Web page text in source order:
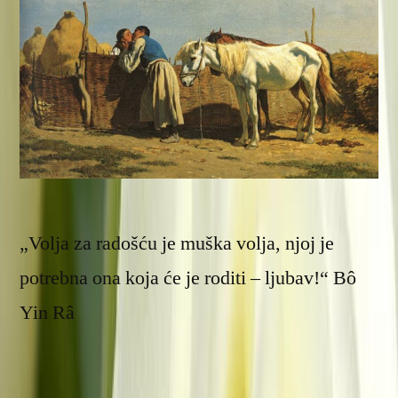
„Volja za radošću je muška volja, njoj je
potrebna ona koja će je roditi – ljubav!“ Bô
Yin Râ